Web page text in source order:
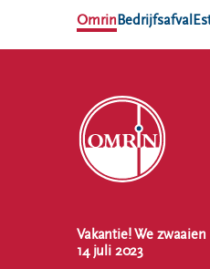
OmrinBedrijfsafval
ENVakantie! We
14 juli 2023